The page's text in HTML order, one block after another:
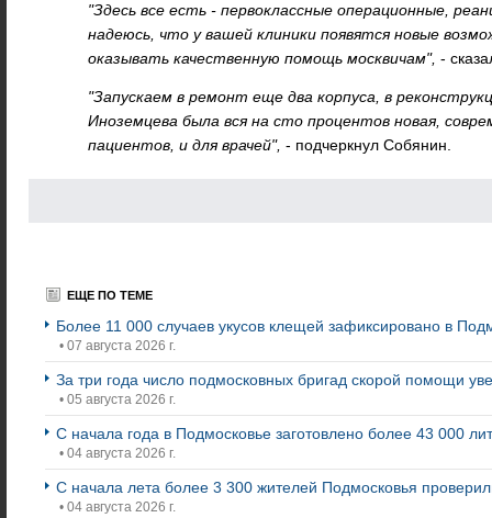
"Здесь все есть - первоклассные операционные,
надеюсь, что у вашей клиники появятся новые
оказывать качественную помощь москвичам", -
"Запускаем в ремонт еще два корпуса, в
Иноземцева была вся на сто процентов новая,
пациентов, и для врачей", - подчеркнул Собянин.
ЕЩЕ ПО ТЕМЕ
Более 11 000 случаев укусов клещей зафиксировано в
• 07 августа 2026 г.
За три года число подмосковных бригад скорой помощи
• 05 августа 2026 г.
С начала года в Подмосковье заготовлено более 43 000
• 04 августа 2026 г.
С начала лета более 3 300 жителей Подмосковья
• 04 августа 2026 г.